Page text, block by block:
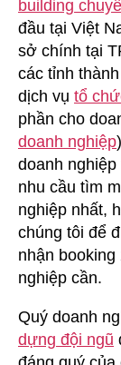
building
đầu tại Việt
sở chính tại
các tỉnh
dịch vụ tổ
phần cho
doanh nghiệp
doanh
nhu cầu tìm
nghiệp nhất,
chúng tôi để
nhận
nghiệp cần.
Quý doanh
dựng đội ngũ